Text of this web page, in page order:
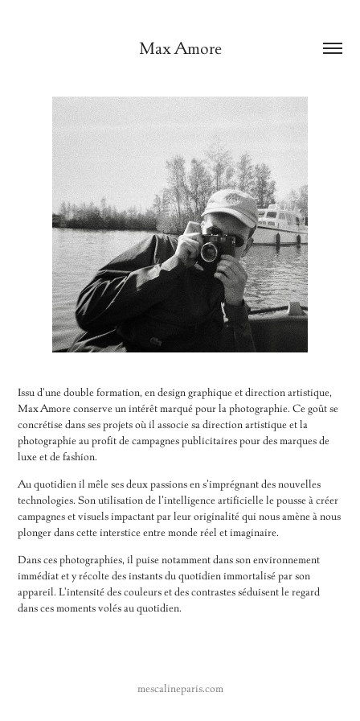
Max Amore
Issu d'une double formation, en design graphique et direction artistique,
Max Amore conserve un intérêt marqué pour la photographie. Ce goût se
concrétise dans ses projets où il associe sa direction artistique et la
photographie au profit de campagnes publicitaires pour des marques de
luxe et de fashion.
Au quotidien il mêle ses deux passions en s’imprégnant des nouvelles
technologies. Son utilisation de l’intelligence artificielle le pousse à créer
campagnes et visuels impactant par leur originalité qui nous amène à nous
plonger dans cette interstice entre monde réel et imaginaire.
Dans ces photographies, il puise notamment dans son environnement
immédiat et y récolte des instants du quotidien immortalisé par son
appareil. L'intensité des couleurs et des contrastes séduisent le regard
dans ces moments volés au quotidien.
mescalineparis.com